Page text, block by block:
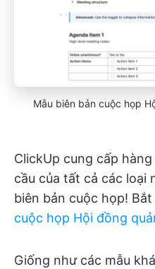
Mẫu biên bản cuộc họp
ClickUp cung cấp
cầu của tất cả các loại
biên bản cuộc họp! Bắt
cuộc họp Hội đồng
Giống như các mẫu